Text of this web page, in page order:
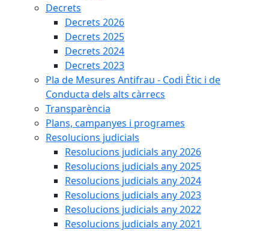
Decrets
Decrets 2026
Decrets 2025
Decrets 2024
Decrets 2023
Pla de Mesures Antifrau - Codi Ètic i de
Conducta dels alts càrrecs
Transparència
Plans, campanyes i programes
Resolucions judicials
Resolucions judicials any 2026
Resolucions judicials any 2025
Resolucions judicials any 2024
Resolucions judicials any 2023
Resolucions judicials any 2022
Resolucions judicials any 2021